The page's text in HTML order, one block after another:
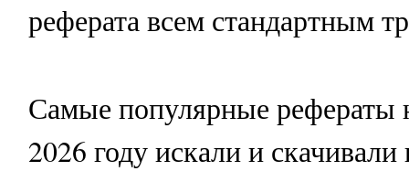
реферата всем стандартным
Самые популярные рефераты
2026 году искали и